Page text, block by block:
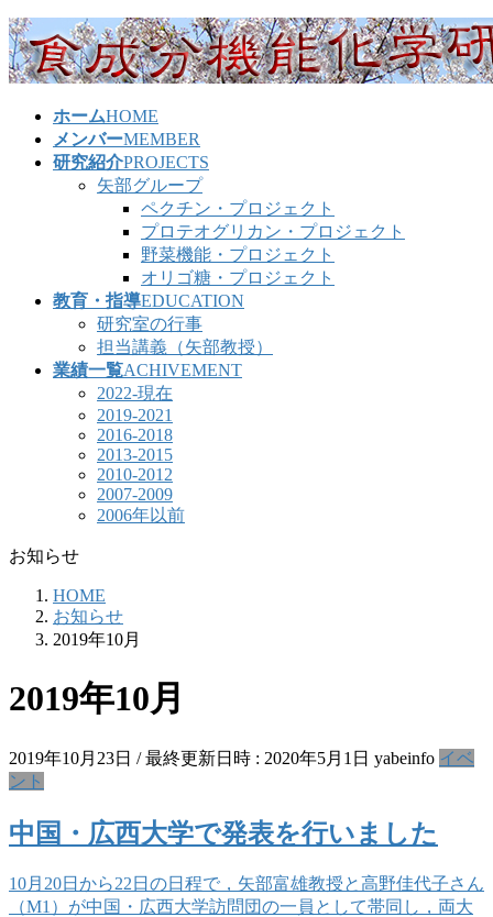
コ
ン
テ
ナ
ビ
ゲ
ホームHOME
メンバーMEMBER
研究紹介PROJECTS
矢部グループ
ペクチン・プロジェクト
プロテオグリカン・プロジェクト
野菜機能・プロジェクト
オリゴ糖・プロジェクト
教育・指導EDUCATION
研究室の行事
担当講義（矢部教授）
業績一覧ACHIVEMENT
2022-現在
2019-2021
2016-2018
2013-2015
2010-2012
2007-2009
2006年以前
お知らせ
HOME
お知らせ
2019年10月
2019年10月
2019年10月23日 / 最終更新日時 : 2020年5月1日 yabeinfo イベ
ント
中国・広西大学で発表を行いました
10月20日から22日の日程で，矢部富雄教授と高野佳代子さん
（M1）が中国・広西大学訪問団の一員として帯同し，両大